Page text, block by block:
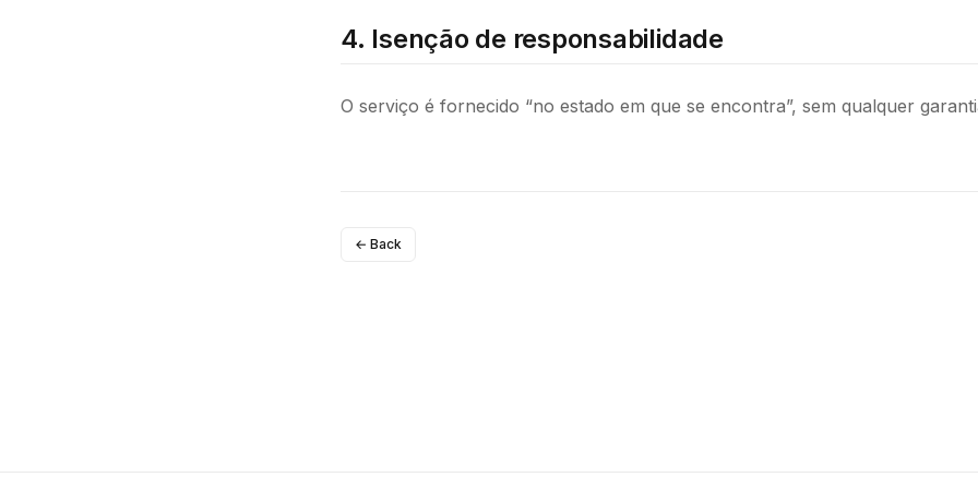
4. Isenção de responsabilidade
O serviço é fornecido “no estado em que se encontra”, sem qualquer
← Back